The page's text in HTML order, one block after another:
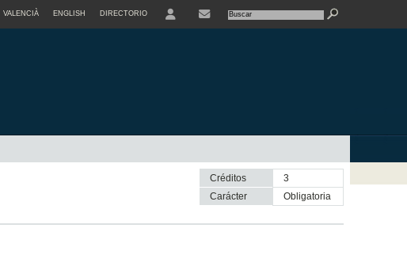
VALENCIÀ ENGLISH DIRECTORIO
Créditos
3
Carácter
obligatoria